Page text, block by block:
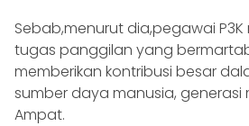
Sebab,menurut dia,pegawai
tugas panggilan yang
memberikan kontribusi besar
sumber daya manusia, generasi
Ampat.